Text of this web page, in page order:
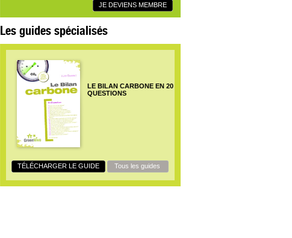
JE DEVIENS MEMBRE
Les guides spécialisés
LE BILAN CARBONE EN 20
QUESTIONS
TÉLÉCHARGER LE GUIDE Tous les guides